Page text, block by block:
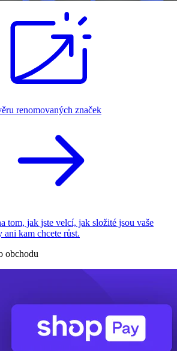
renomovaných značek
tom, jak jste velcí, jak složité jsou vaše
ani kam chcete růst.
obchodu